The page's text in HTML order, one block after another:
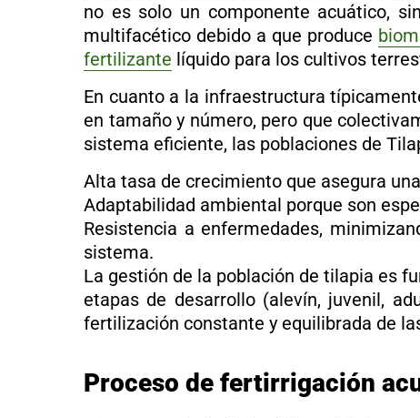
no es solo un componente acuático,
multifacético debido a que produce
fertilizante líquido para los cultivos
En cuanto a la infraestructura
en tamaño y número, pero que
sistema eficiente, las poblaciones de
Alta tasa de crecimiento que asegura
Adaptabilidad ambiental porque son
Resistencia a enfermedades,
sistema.
La gestión de la población de tilapia es
etapas de desarrollo (alevín, juvenil,
fertilización constante y equilibrada de
Proceso de fertirrigación